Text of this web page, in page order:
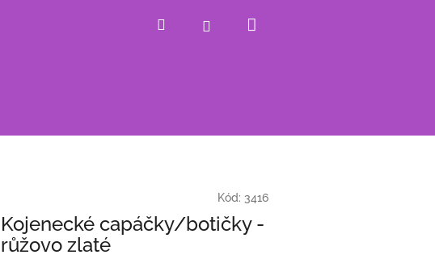
Hledat Přihlášení
Kód: 3416
Kojenecké capáčky/botičky -
růžovo zlaté